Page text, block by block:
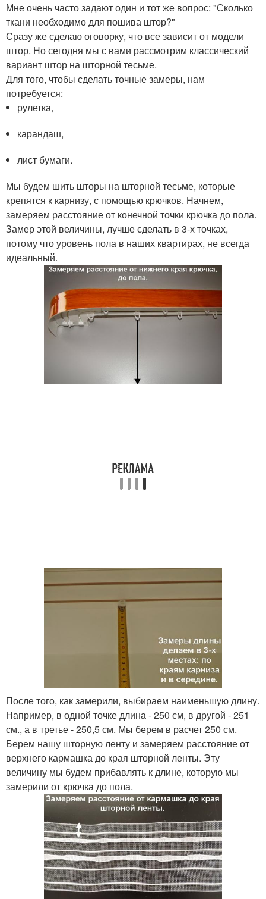
Мне очень часто задают один и тот же вопрос: "Сколько
ткани необходимо для пошива штор?"
Сразу же сделаю оговорку, что все зависит от модели
штор. Но сегодня мы с вами рассмотрим классический
вариант штор на шторной тесьме.
Для того, чтобы сделать точные замеры, нам
потребуется:
рулетка,
карандаш,
лист бумаги.
Мы будем шить шторы на шторной тесьме, которые
крепятся к карнизу, с помощью крючков. Начнем,
замеряем расстояние от конечной точки крючка до пола.
Замер этой величины, лучше сделать в 3-х точках,
потому что уровень пола в наших квартирах, не всегда
идеальный.
После того, как замерили, выбираем наименьшую длину.
Например, в одной точке длина - 250 см, в другой - 251
см., а в третье - 250,5 см. Мы берем в расчет 250 см.
Берем нашу шторную ленту и замеряем расстояние от
верхнего кармашка до края шторной ленты. Эту
величину мы будем прибавлять к длине, которую мы
замерили от крючка до пола.